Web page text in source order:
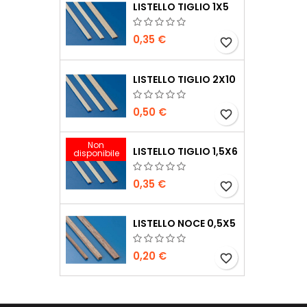
LISTELLO TIGLIO 1X5
0,35 € favorite_border
LISTELLO TIGLIO 2X10
0,50 € favorite_border
Non
disponibile LISTELLO TIGLIO 1,5X6
0,35 € favorite_border
LISTELLO NOCE 0,5X5
0,20 € favorite_border